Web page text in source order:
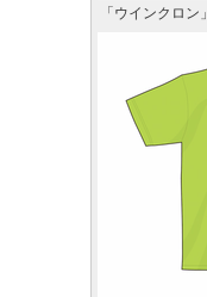
「ウインクロン」